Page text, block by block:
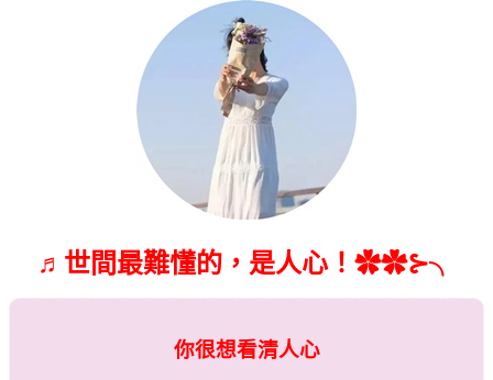
♬世間最難懂的，是人心！✿✿⊱╮
你很想看清人心